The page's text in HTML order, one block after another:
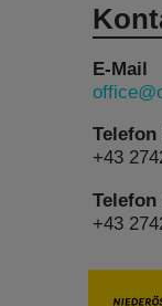
E-Mail
+43
+43